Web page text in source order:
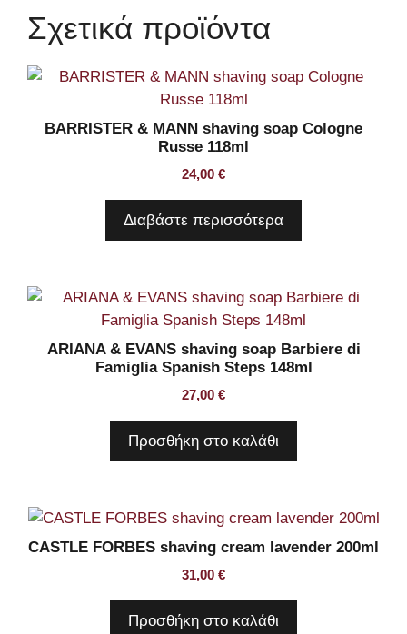
150ml
ποσότητα
Σχετικά προϊόντα
BARRISTER & MANN shaving soap Cologne
Russe 118ml
24,00 €
Διαβάστε περισσότερα
ARIANA & EVANS shaving soap Barbiere di
Famiglia Spanish Steps 148ml
27,00 €
Προσθήκη στο καλάθι
CASTLE FORBES shaving cream lavender 200ml
31,00 €
Προσθήκη στο καλάθι